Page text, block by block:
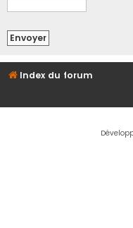
Index du forum